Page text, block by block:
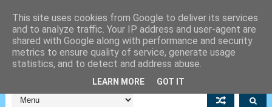
This site uses cookies from Google to deliver its services
and to analyze traffic. Your IP address and user-agent are
shared with Google along with performance and security
metrics to ensure quality of service, generate usage
statistics, and to detect and address abuse.
LEARN MORE GOT IT